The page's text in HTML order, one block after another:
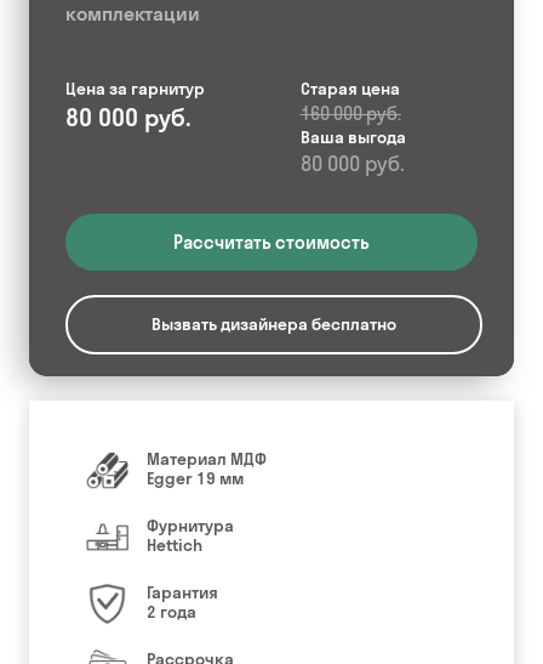
комплектации
Цена за гарнитур
80 000 руб.
Старая цена
160 000 руб.
Ваша выгода
80 000 руб.
Рассчитать стоимость
Вызвать дизайнера бесплатно
Материал МДФ
Egger 19 мм
Фурнитура
Hettich
Гарантия
2 года
Рассрочка